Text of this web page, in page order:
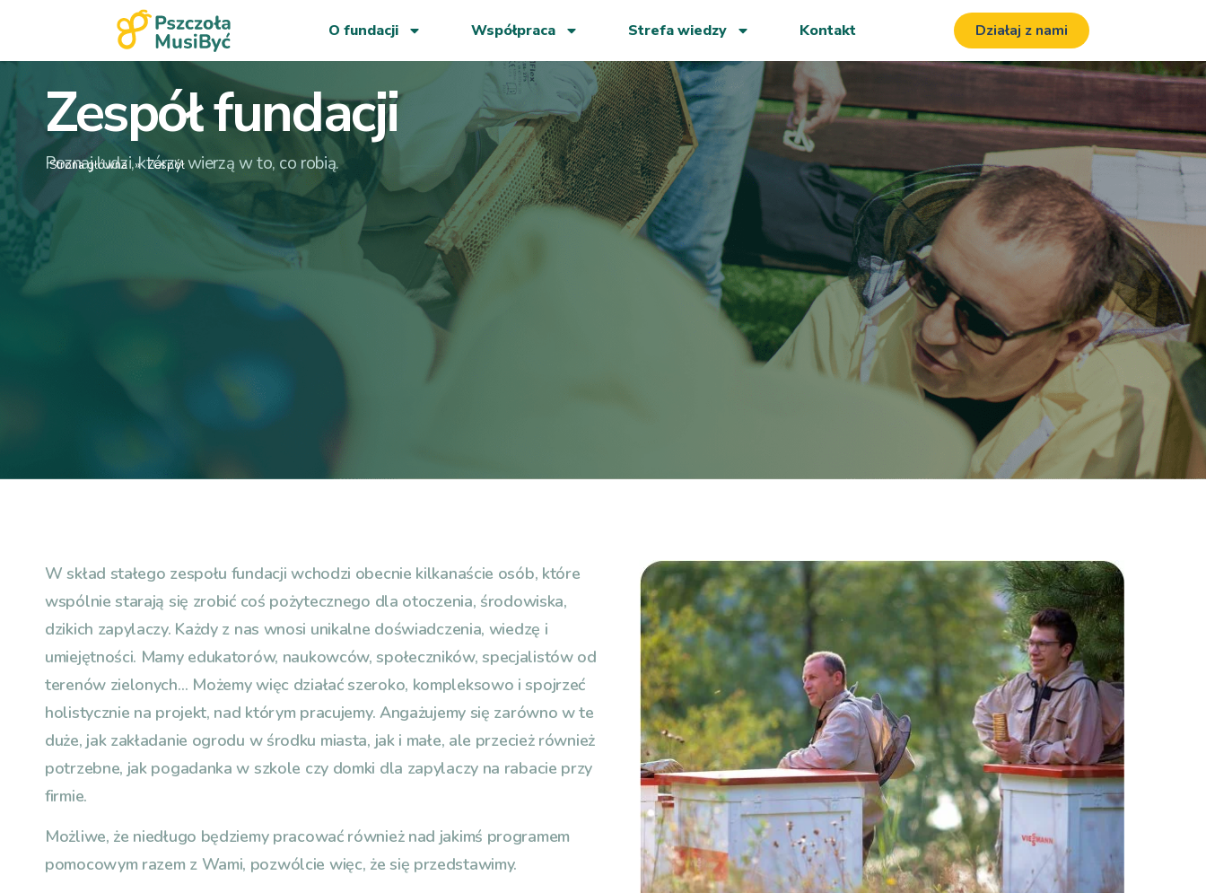
O fundacji Współpraca Strefa wiedzy Kontakt Działaj z nami
Strona główna » Zespół
Zespół fundacji
Poznaj ludzi, którzy wierzą w to, co robią.
W skład stałego zespołu fundacji wchodzi obecnie kilkanaście osób, które
wspólnie starają się zrobić coś pożytecznego dla otoczenia, środowiska,
dzikich zapylaczy. Każdy z nas wnosi unikalne doświadczenia, wiedzę i
umiejętności. Mamy edukatorów, naukowców, społeczników, specjalistów od
terenów zielonych… Możemy więc działać szeroko, kompleksowo i spojrzeć
holistycznie na projekt, nad którym pracujemy. Angażujemy się zarówno w te
duże, jak zakładanie ogrodu w środku miasta, jak i małe, ale przecież również
potrzebne, jak pogadanka w szkole czy domki dla zapylaczy na rabacie przy
firmie.
Możliwe, że niedługo będziemy pracować również nad jakimś programem
pomocowym razem z Wami, pozwólcie więc, że się przedstawimy.